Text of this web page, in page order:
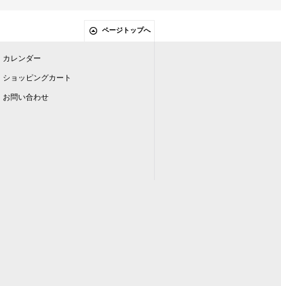
ページトップへ
カレンダー
ショッピングカート
お問い合わせ